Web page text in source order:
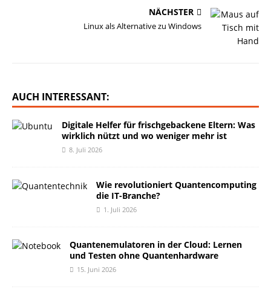
NÄCHSTER
Linux als Alternative zu Windows
AUCH INTERESSANT:
Digitale Helfer für frischgebackene Eltern: Was
wirklich nützt und wo weniger mehr ist
8. Juli 2026
Wie revolutioniert Quantencomputing
die IT-Branche?
1. Juli 2026
Quantenemulatoren in der Cloud: Lernen
und Testen ohne Quantenhardware
15. Juni 2026